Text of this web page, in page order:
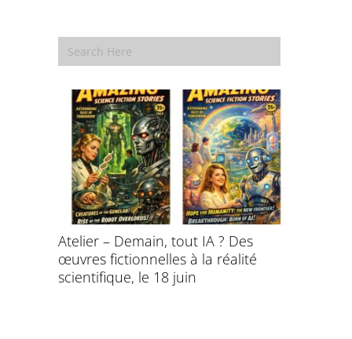
Atelier – Demain, tout IA ? Des
œuvres fictionnelles à la réalité
scientifique, le 18 juin